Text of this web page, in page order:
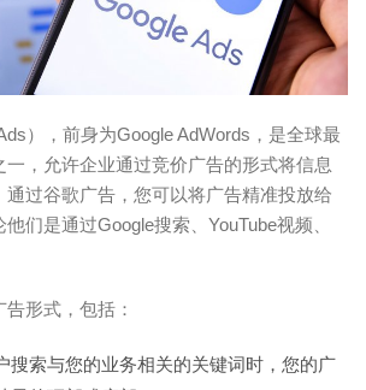
），前身为Google AdWords，是全球最
一，允许企业通过竞价广告的形式将信息
通过谷歌广告，您可以将广告精准投放给
们是通过Google搜索、YouTube视频、
形式，包括：
搜索与您的业务相关的关键词时，您的广